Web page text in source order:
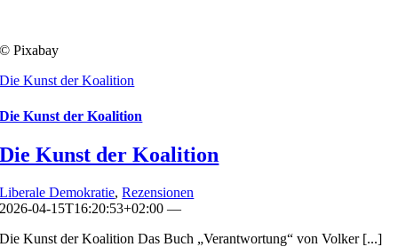
© Pixabay
Die Kunst der Koalition
Die Kunst der Koalition
Die Kunst der Koalition
Liberale Demokratie,Rezensionen
2026-04-15T16:20:53+02:00 —
Die Kunst der Koalition Das Buch „Verantwortung“ von Volker [...]